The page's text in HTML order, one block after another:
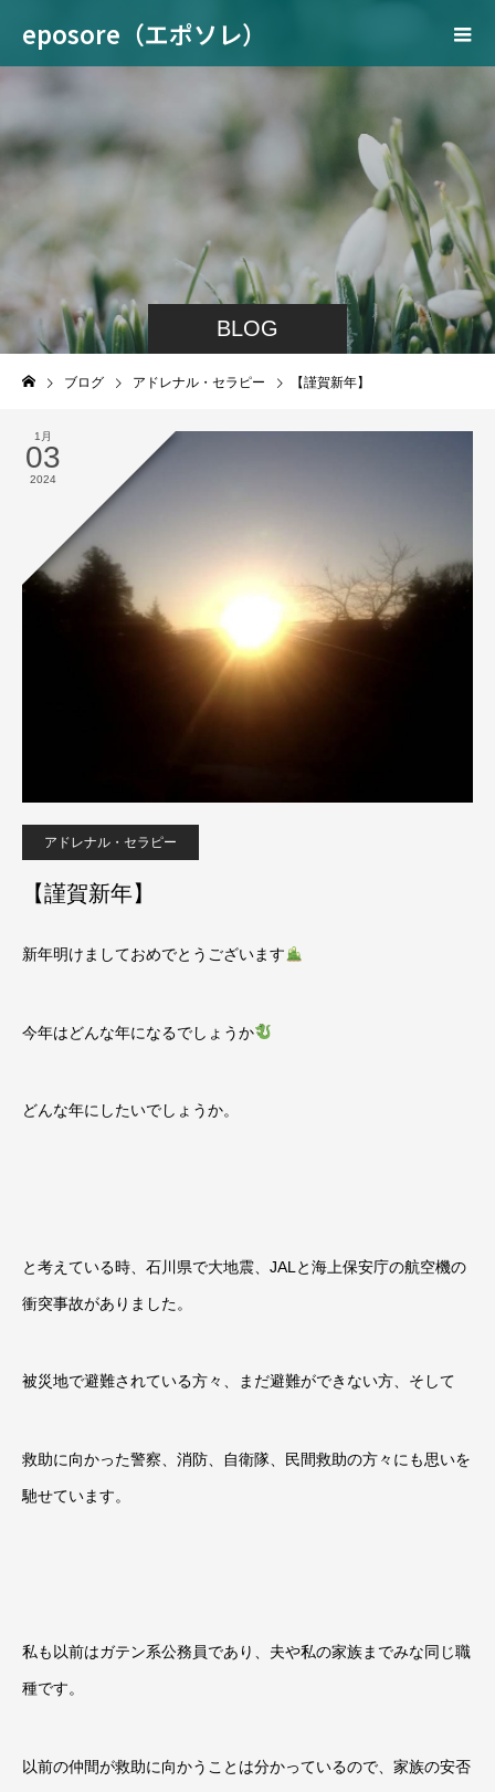
eposore（エポソレ）
BLOG
ブログ アドレナル・セラピー 【謹賀新年】
1月
03
2024
アドレナル・セラピー
【謹賀新年】
新年明けましておめでとうございます
今年はどんな年になるでしょうか
どんな年にしたいでしょうか。
と考えている時、石川県で大地震、JALと海上保安庁の航空機の
衝突事故がありました。
被災地で避難されている方々、まだ避難ができない方、そして
救助に向かった警察、消防、自衛隊、民間救助の方々にも思いを
馳せています。
私も以前はガテン系公務員であり、夫や私の家族までみな同じ職
種です。
以前の仲間が救助に向かうことは分かっているので、家族の安否